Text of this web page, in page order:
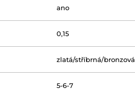
ano
0,15
zlatá/stříbrná/bronzová
5-6-7